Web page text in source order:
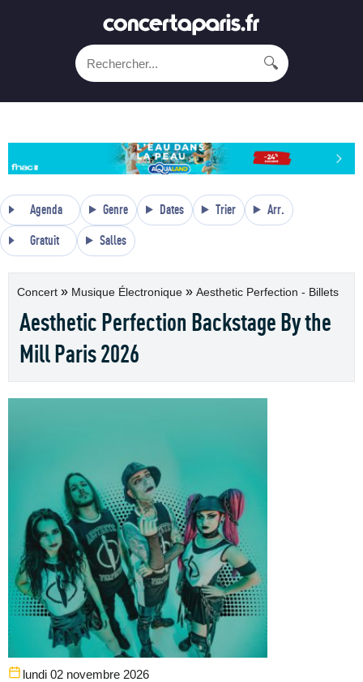
🔍
Agenda Genre Dates Trier Arr.
Gratuit Salles
Concert » Musique Électronique » Aesthetic Perfection - Billets
Aesthetic Perfection Backstage By the
Mill Paris 2026
lundi 02 novembre 2026